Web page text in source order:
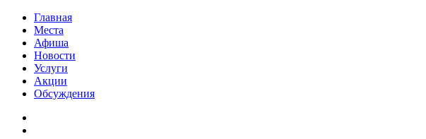
Главная
Места
Афиша
Новости
Услуги
Акции
Обсуждения